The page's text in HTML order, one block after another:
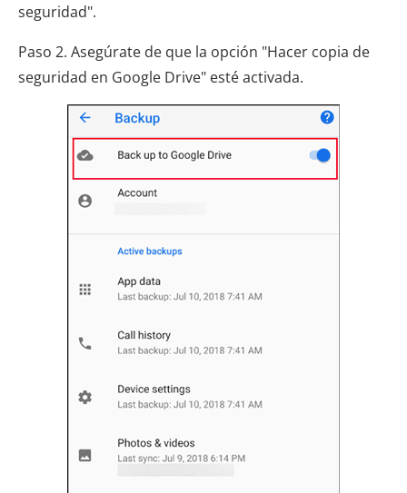
seguridad".
Paso 2. Asegúrate de que la opción "Hacer copia de
seguridad en Google Drive" esté activada.